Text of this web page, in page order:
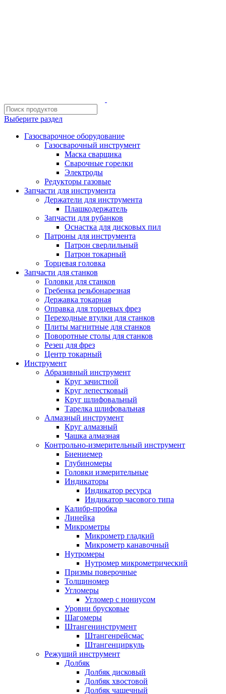
Выберите раздел
Газосварочное оборудование
Газосварочный инструмент
Маска сварщика
Сварочные горелки
Электроды
Редукторы газовые
Запчасти для инструмента
Держатели для инструмента
Плашкодержатель
Запчасти для рубанков
Оснастка для дисковых пил
Патроны для инструмента
Патрон сверлильный
Патрон токарный
Торцевая головка
Запчасти для станков
Головки для станков
Гребенка резьбонарезная
Державка токарная
Оправка для торцевых фрез
Переходные втулки для станков
Плиты магнитные для станков
Поворотные столы для станков
Резец для фрез
Центр токарный
Инструмент
Абразивный инструмент
Круг зачистной
Круг лепестковый
Круг шлифовальный
Тарелка шлифовальная
Алмазный инструмент
Круг алмазный
Чашка алмазная
Контрольно-измерительный инструмент
Биениемер
Глубиномеры
Головки измерительные
Индикаторы
Индикатор ресурса
Индикатор часового типа
Калибр-пробка
Линейка
Микрометры
Микрометр гладкий
Микрометр канавочный
Нутромеры
Нутромер микрометрический
Призмы поверочные
Толщиномер
Угломеры
Угломер с нониусом
Уровни брусковые
Шагомеры
Штангенинструмент
Штангенрейсмас
Штангенциркуль
Режущий инструмент
Долбяк
Долбяк дисковый
Долбяк хвостовой
Долбяк чашечный